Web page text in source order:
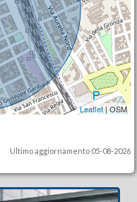
Leaflet | OSM
Ultimo aggiornamento 05-08-2026